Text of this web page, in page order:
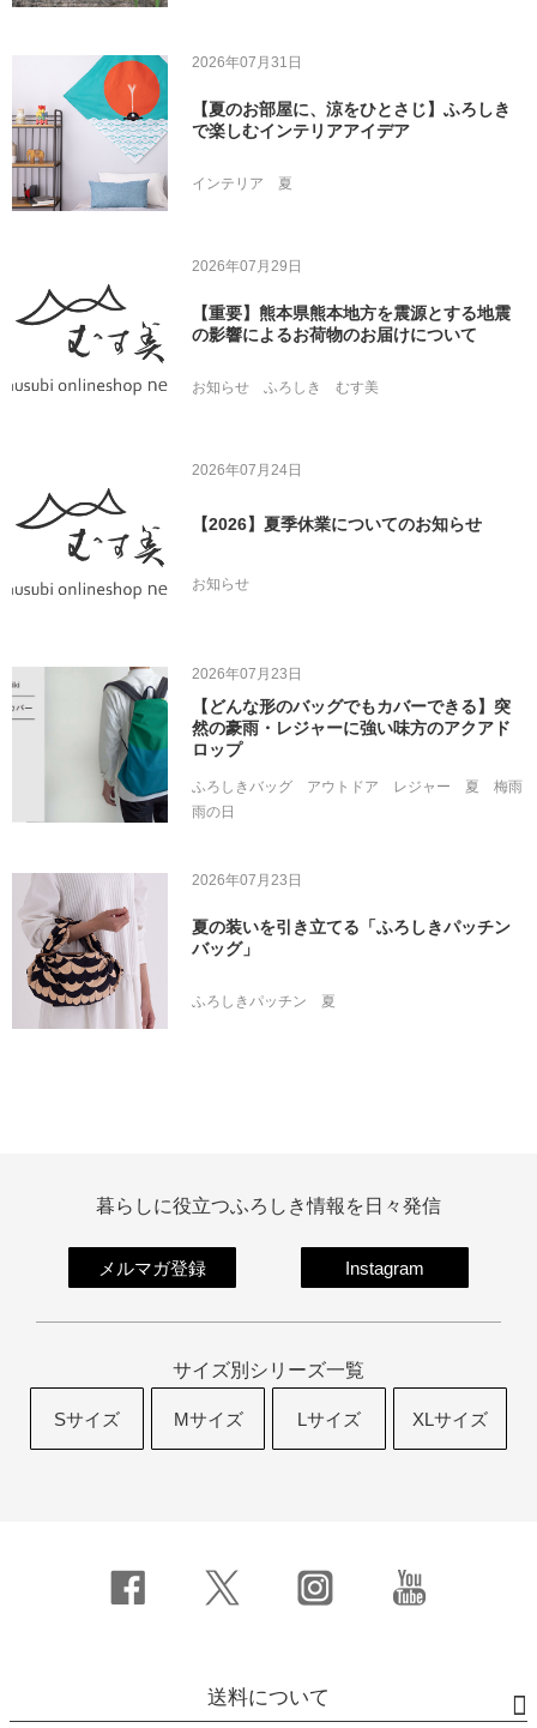
2026年07月31日
【夏のお部屋に、涼をひとさじ】ふろしき
で楽しむインテリアアイデア
インテリア 夏
2026年07月29日
【重要】熊本県熊本地方を震源とする地震
の影響によるお荷物のお届けについて
お知らせ ふろしき むす美
2026年07月24日
【2026】夏季休業についてのお知らせ
お知らせ
2026年07月23日
【どんな形のバッグでもカバーできる】突
然の豪雨・レジャーに強い味方のアクアド
ロップ
ふろしきバッグ アウトドア レジャー 夏
梅雨
雨の日
2026年07月23日
夏の装いを引き立てる「ふろしきパッチン
バッグ」
ふろしきパッチン 夏
暮らしに役立つふろしき情報を日々発信
メルマガ登録 Instagram
サイズ別シリーズ一覧
Sサイズ Mサイズ Lサイズ XLサイズ
送料について